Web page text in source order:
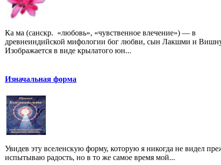
Ка ма (санскр. «любовь», «чувственное влечение») — в
древнеиндийской мифологии бог любви, сын Лакшми и
Изображается в виде крылатого юн...
Изначальная форма
Увидев эту вселенскую форму, которую я никогда не видел
испытываю радость, но в то же самое время мой...